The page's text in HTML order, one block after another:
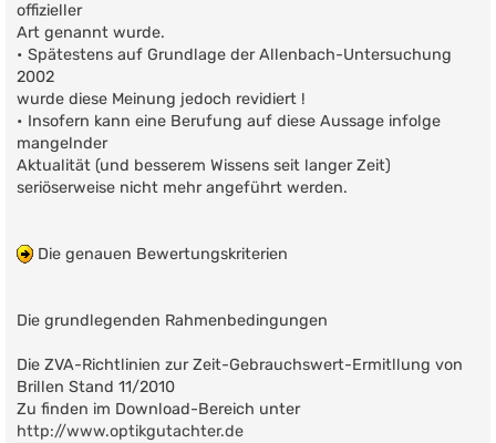
offizieller
Art genannt wurde.
• Spätestens auf Grundlage der Allenbach-Untersuchung
2002
wurde diese Meinung jedoch revidiert !
• Insofern kann eine Berufung auf diese Aussage infolge
mangelnder
Aktualität (und besserem Wissens seit langer Zeit)
seriöserweise nicht mehr angeführt werden.
Die genauen Bewertungskriterien
Die grundlegenden Rahmenbedingungen
Die ZVA-Richtlinien zur Zeit-Gebrauchswert-Ermitllung von
Brillen Stand 11/2010
Zu finden im Download-Bereich unter
http://www.optikgutachter.de